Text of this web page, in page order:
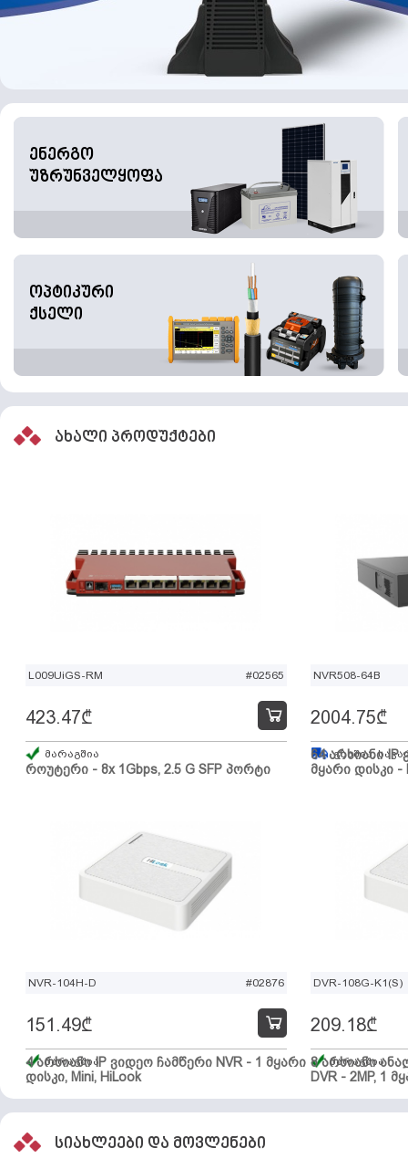
ენერგო
უზრუნველყოფა
ოპტიკური
ქსელი
ახალი პროდუქტები
L009UiGS-RM #02565
როუტერი - 8x 1Gbps, 2.5 G SFP პორტი
423.47₾
მარაგშია
NVR508-64B
64 არხიანი IP
მყარი დისკი -
2004.75₾
გზაშია,
NVR-104H-D #02876
4 არხიანი IP ვიდეო ჩამწერი NVR - 1 მყარი
დისკი, Mini, HiLook
151.49₾
მარაგშია
DVR-108G-K1(S)
8 არხიანი
DVR - 2MP, 1
209.18₾
მარაგშია
სიახლეები და მოვლენები